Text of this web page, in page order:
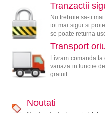
Tranzactii
Nu trebuie sa-ti
tot mai sigur si
se poate returna
Transport
Livram comanda
variaza in functie
gratuit.
Noutati